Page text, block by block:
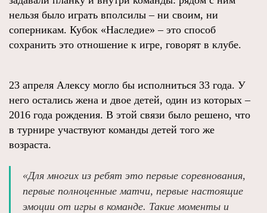
нельзя было играть вполсилы – ни своим, ни
соперникам. Кубок «Наследие» – это способ
сохранить это отношение к игре, говорят в клубе.
23 апреля Алексу могло бы исполниться 33 года. У
него остались жена и двое детей, один из которых –
2016 года рождения. В этой связи было решено, что
в турнире участвуют команды детей того же
возраста.
«Для многих из ребят это первые соревнования,
первые полноценные матчи, первые настоящие
эмоции от игры в команде. Такие моменты и